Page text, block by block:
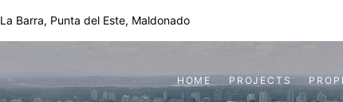
La Barra, Punta del Este, Maldonado
HOME PROJECTS